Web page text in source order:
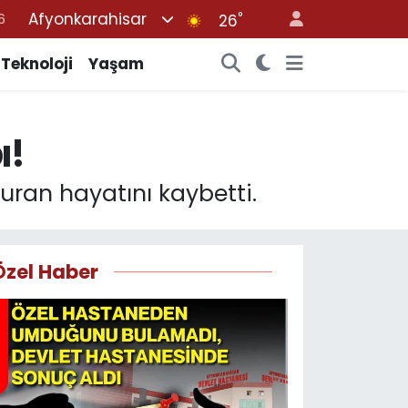
Afyonkarahisar 26°
Teknoloji Yaşam
hayatını kaybetti.
Haber